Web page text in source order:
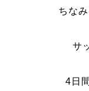
ちな
サ
4日